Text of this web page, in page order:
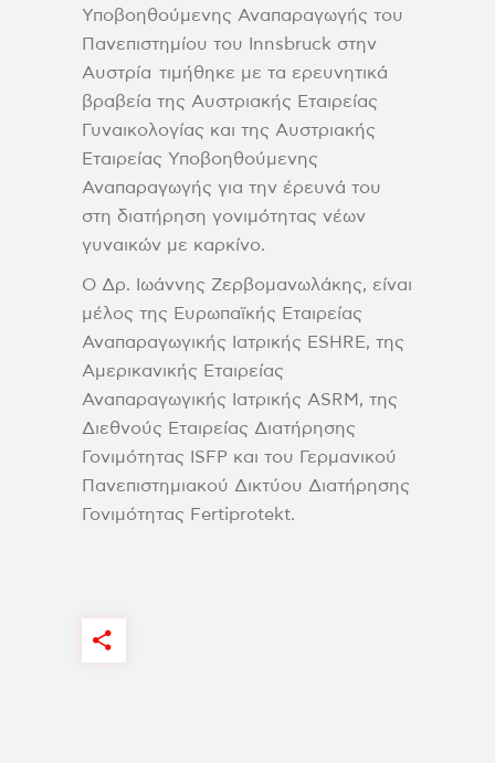
Υποβοηθούμενης Αναπαραγωγής του
Πανεπιστημίου του Innsbruck στην
Αυστρία τιμήθηκε με τα ερευνητικά
βραβεία της Αυστριακής Εταιρείας
Γυναικολογίας και της Αυστριακής
Εταιρείας Υποβοηθούμενης
Αναπαραγωγής για την έρευνά του
στη διατήρηση γονιμότητας νέων
γυναικών με καρκίνο.
Ο Δρ. Ιωάννης Ζερβομανωλάκης, είναι
μέλος της Ευρωπαϊκής Εταιρείας
Αναπαραγωγικής Ιατρικής ESHRE, της
Αμερικανικής Εταιρείας
Αναπαραγωγικής Ιατρικής ASRM, της
Διεθνούς Εταιρείας Διατήρησης
Γονιμότητας ISFP και του Γερμανικού
Πανεπιστημιακού Δικτύου Διατήρησης
Γονιμότητας Fertiprotekt.